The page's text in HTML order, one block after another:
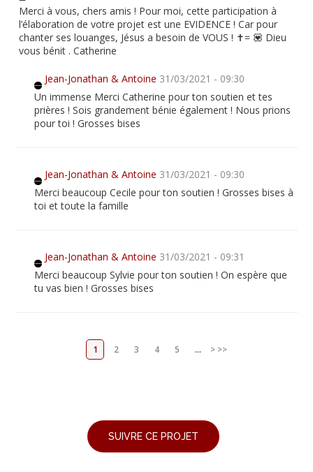
Merci à vous, chers amis ! Pour moi, cette participation à
l’élaboration de votre projet est une EVIDENCE ! Car pour
chanter ses louanges, Jésus a besoin de VOUS ! ✝️= 💟 Dieu
vous bénit . Catherine
Jean-Jonathan & Antoine 31/03/2021 - 09:30
Un immense Merci Catherine pour ton soutien et tes
prières ! Sois grandement bénie également ! Nous prions
pour toi ! Grosses bises
Jean-Jonathan & Antoine 31/03/2021 - 09:30
Merci beaucoup Cecile pour ton soutien ! Grosses bises à
toi et toute la famille
Jean-Jonathan & Antoine 31/03/2021 - 09:31
Merci beaucoup Sylvie pour ton soutien ! On espère que
tu vas bien ! Grosses bises
1 2 3 4 5 ... > >>